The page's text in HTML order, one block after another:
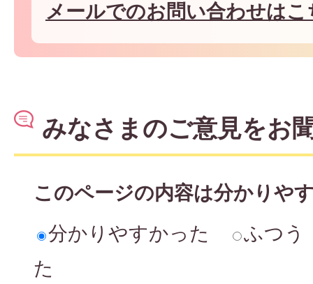
メールでのお問い合わせは
みなさまのご意見をお
このページの内容は分かりや
分かりやすかった
ふつう
た